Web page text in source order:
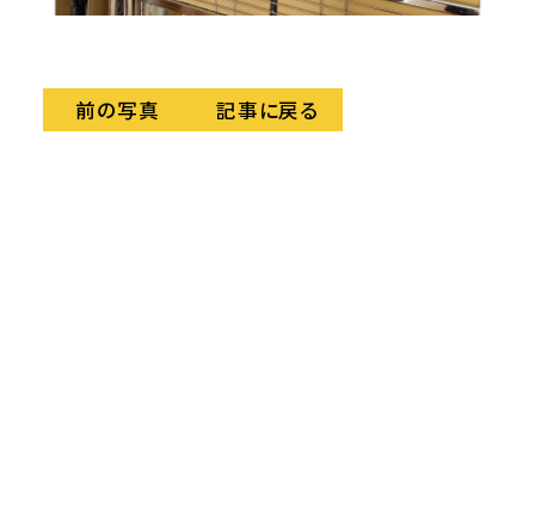
前の写真 記事に戻る